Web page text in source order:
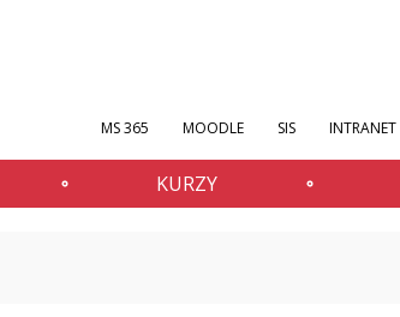
MS 365 MOODLE SIS INTRANET
KURZY